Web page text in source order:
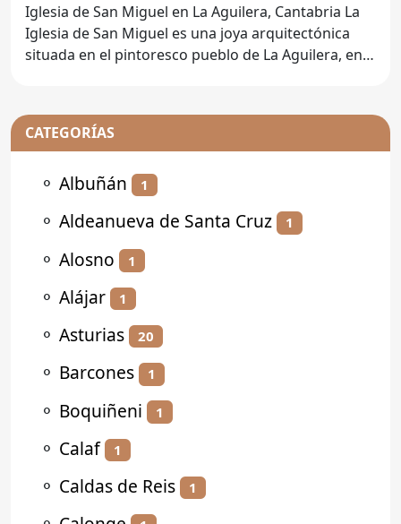
Iglesia de San Miguel en La Aguilera, Cantabria La
Iglesia de San Miguel es una joya arquitectónica
situada en el pintoresco pueblo de La Aguilera, en
CATEGORÍAS
⚬ Albuñán 1
⚬ Aldeanueva de Santa Cruz 1
⚬ Alosno 1
⚬ Alájar 1
⚬ Asturias 20
⚬ Barcones 1
⚬ Boquiñeni 1
⚬ Calaf 1
⚬ Caldas de Reis 1